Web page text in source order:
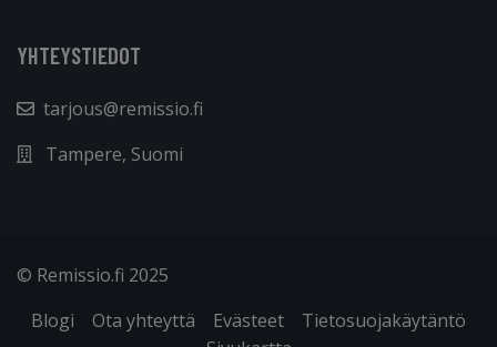
YHTEYSTIEDOT
tarjous@remissio.fi
Tampere, Suomi
© Remissio.fi 2025
Blogi
Ota yhteyttä Evästeet
Tietosuojakäytäntö